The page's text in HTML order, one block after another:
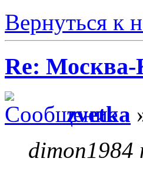
Вернуться к
Re: Москва-
zvetka
dimon1984